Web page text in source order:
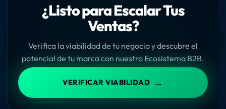
¿Listo para Escalar Tus
Ventas?
Verifica la viabilidad de tu negocio y descubre el
potencial de tu marca con nuestro Ecosistema B2B.
VERIFICAR VIABILIDAD →